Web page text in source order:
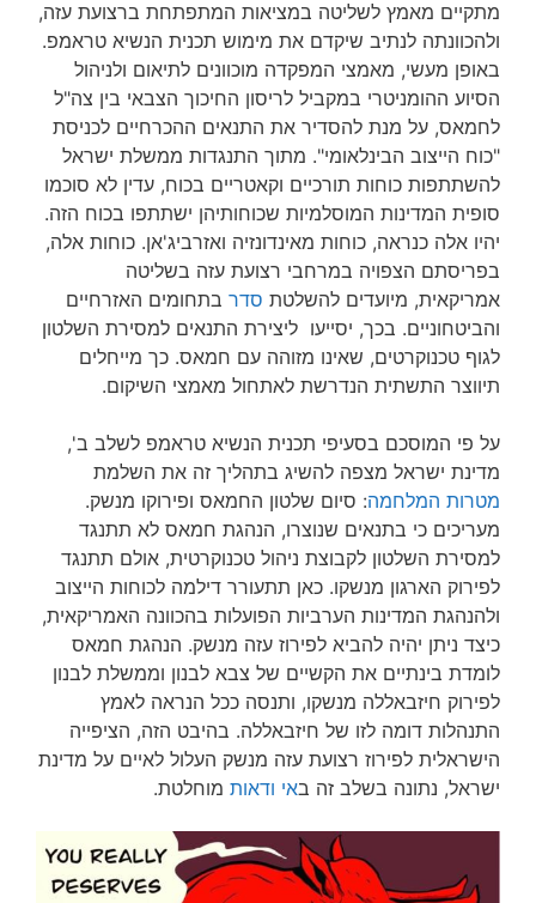
מתקיים מאמץ לשליטה במציאות המתפתחת ברצועת עזה,
ולהכוונתה לנתיב שיקדם את מימוש תכנית הנשיא טראמפ.
באופן מעשי, מאמצי המפקדה מוכוונים לתיאום ולניהול
הסיוע ההומניטרי במקביל לריסון החיכוך הצבאי בין צה"ל
לחמאס, על מנת להסדיר את התנאים ההכרחיים לכניסת
"כוח הייצוב הבינלאומי". מתוך התנגדות ממשלת ישראל
להשתתפות כוחות תורכיים וקאטריים בכוח, עדין לא סוכמו
סופית המדינות המוסלמיות שכוחותיהן ישתתפו בכוח הזה.
יהיו אלה כנראה, כוחות מאינדונזיה ואזרביג'אן. כוחות אלה,
בפריסתם הצפויה במרחבי רצועת עזה בשליטה
אמריקאית, מיועדים להשלטת סדר בתחומים האזרחיים
והביטחוניים. בכך, יסייעו ליצירת התנאים למסירת השלטון
לגוף טכנוקרטים, שאינו מזוהה עם חמאס. כך מייחלים
תיווצר התשתית הנדרשת לאתחול מאמצי השיקום.
על פי המוסכם בסעיפי תכנית הנשיא טראמפ לשלב ב',
מדינת ישראל מצפה להשיג בתהליך זה את השלמת
מטרות המלחמה: סיום שלטון החמאס ופירוקו מנשק.
מעריכים כי בתנאים שנוצרו, הנהגת חמאס לא תתנגד
למסירת השלטון לקבוצת ניהול טכנוקרטית, אולם תתנגד
לפירוק הארגון מנשקו. כאן תתעורר דילמה לכוחות הייצוב
ולהנהגת המדינות הערביות הפועלות בהכוונה האמריקאית,
כיצד ניתן יהיה להביא לפירוז עזה מנשק. הנהגת חמאס
לומדת בינתיים את הקשיים של צבא לבנון וממשלת לבנון
לפירוק חיזבאללה מנשקו, ותנסה ככל הנראה לאמץ
התנהלות דומה לזו של חיזבאללה. בהיבט הזה, הציפייה
הישראלית לפירוז רצועת עזה מנשק העלול לאיים על מדינת
ישראל, נתונה בשלב זה באי ודאות מוחלטת.